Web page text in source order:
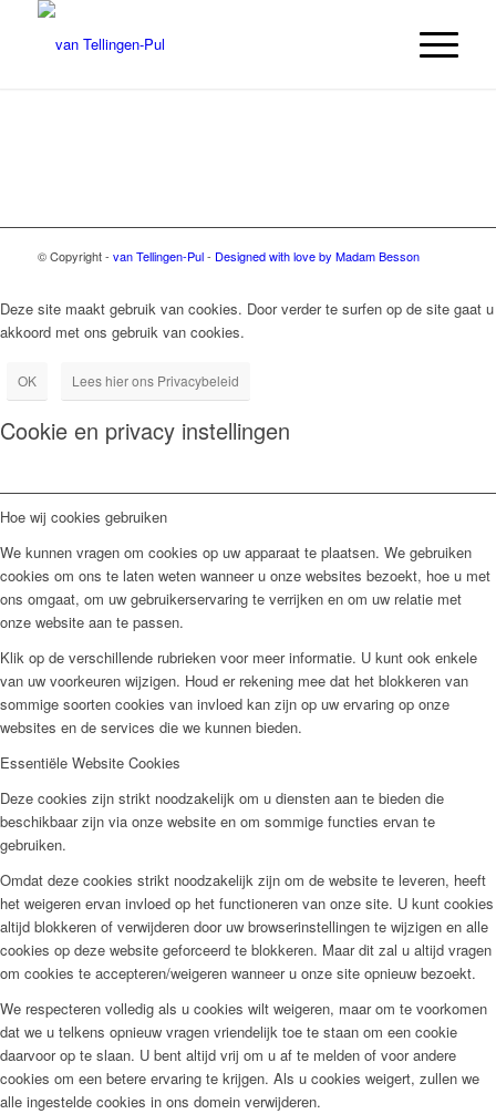
© Copyright - van Tellingen-Pul- Designed with love by Madam Besson
Deze site maakt gebruik van cookies. Door verder te surfen op de site gaat u
akkoord met ons gebruik van cookies.
OK Lees hier ons Privacybeleid
Cookie en privacy instellingen
Hoe wij cookies gebruiken
We kunnen vragen om cookies op uw apparaat te plaatsen. We gebruiken
cookies om ons te laten weten wanneer u onze websites bezoekt, hoe u met
ons omgaat, om uw gebruikerservaring te verrijken en om uw relatie met
onze website aan te passen.
Klik op de verschillende rubrieken voor meer informatie. U kunt ook enkele
van uw voorkeuren wijzigen. Houd er rekening mee dat het blokkeren van
sommige soorten cookies van invloed kan zijn op uw ervaring op onze
websites en de services die we kunnen bieden.
Essentiële Website Cookies
Deze cookies zijn strikt noodzakelijk om u diensten aan te bieden die
beschikbaar zijn via onze website en om sommige functies ervan te
gebruiken.
Omdat deze cookies strikt noodzakelijk zijn om de website te leveren, heeft
het weigeren ervan invloed op het functioneren van onze site. U kunt cookies
altijd blokkeren of verwijderen door uw browserinstellingen te wijzigen en alle
cookies op deze website geforceerd te blokkeren. Maar dit zal u altijd vragen
om cookies te accepteren/weigeren wanneer u onze site opnieuw bezoekt.
We respecteren volledig als u cookies wilt weigeren, maar om te voorkomen
dat we u telkens opnieuw vragen vriendelijk toe te staan om een cookie
daarvoor op te slaan. U bent altijd vrij om u af te melden of voor andere
cookies om een betere ervaring te krijgen. Als u cookies weigert, zullen we
alle ingestelde cookies in ons domein verwijderen.